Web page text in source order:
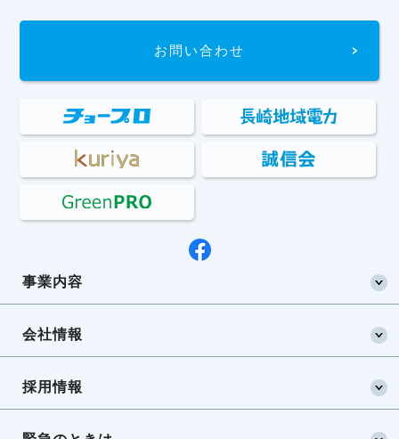
お問い合わせ
事業内容
会社情報
採用情報